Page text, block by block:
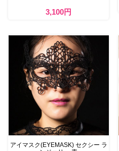
3,100円
アイマスク(EYEMASK) セクシー ラ